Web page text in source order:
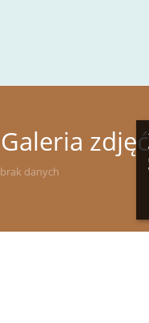
Galeria zdjęć
brak danych